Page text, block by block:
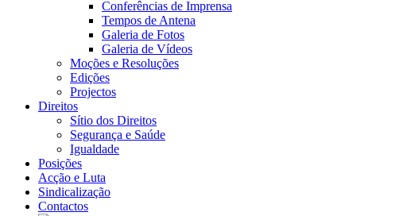
Conferências de Imprensa
Tempos de Antena
Galeria de Fotos
Galeria de Vídeos
Moções e Resoluções
Edições
Projectos
Direitos
Sítio dos Direitos
Segurança e Saúde
Igualdade
Posições
Acção e Luta
Sindicalização
Contactos